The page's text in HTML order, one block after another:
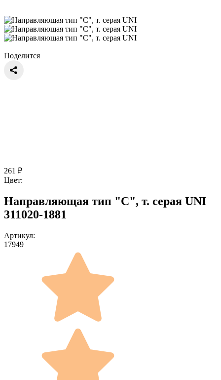
Поделится
261 ₽
Цвет:
Направляющая тип "С", т. серая UNI
311020-1881
Артикул:
17949